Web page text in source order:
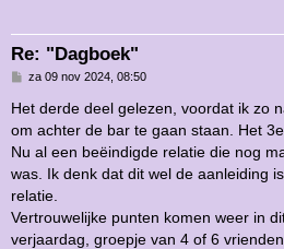
Re: "Dagboek"
B
r
i
c
t
za 09 nov 2024, 08:50
Het derde deel gelezen, voordat ik zo
om achter de bar te gaan staan. Het
Nu al een beëindigde relatie die nog
was. Ik denk dat dit wel de aanleiding
relatie.
Vertrouwelijke punten komen weer in
verjaardag, groepje van 4 of 6